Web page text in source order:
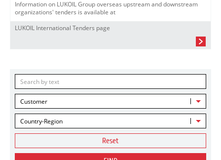
Information on LUKOIL Group overseas upstream and downstream
organizations' tenders is available at
LUKOIL International Tenders page
Customer
Country-Region
Reset